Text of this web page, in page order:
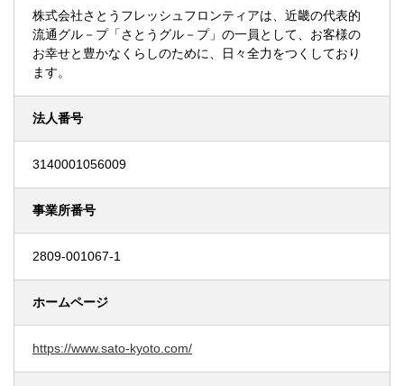
株式会社さとうフレッシュフロンティアは、近畿の代表的
流通グル－プ「さとうグル－プ」の一員として、お客様の
お幸せと豊かなくらしのために、日々全力をつくしており
ます。
法人番号
3140001056009
事業所番号
2809-001067-1
ホームページ
https://www.sato-kyoto.com/